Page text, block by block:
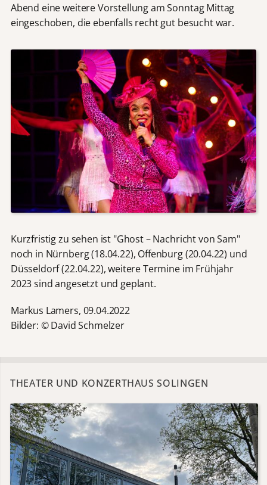
Abend eine weitere Vorstellung am Sonntag Mittag
eingeschoben, die ebenfalls recht gut besucht war.
Kurzfristig zu sehen ist "Ghost – Nachricht von Sam"
noch in Nürnberg (18.04.22), Offenburg (20.04.22) und
Düsseldorf (22.04.22), weitere Termine im Frühjahr
2023 sind angesetzt und geplant.
Markus Lamers, 09.04.2022
Bilder: © David Schmelzer
THEATER UND KONZERTHAUS SOLINGEN